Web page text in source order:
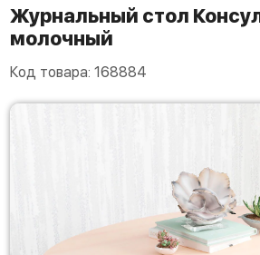
Журнальный стол Консул-4 венге/дуб
молочный
Код товара: 168884